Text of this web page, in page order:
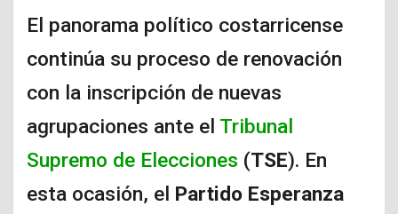
El panorama político costarricense
continúa su proceso de renovación
con la inscripción de nuevas
agrupaciones ante el Tribunal
Supremo de Elecciones (TSE). En
esta ocasión, el Partido Esperanza